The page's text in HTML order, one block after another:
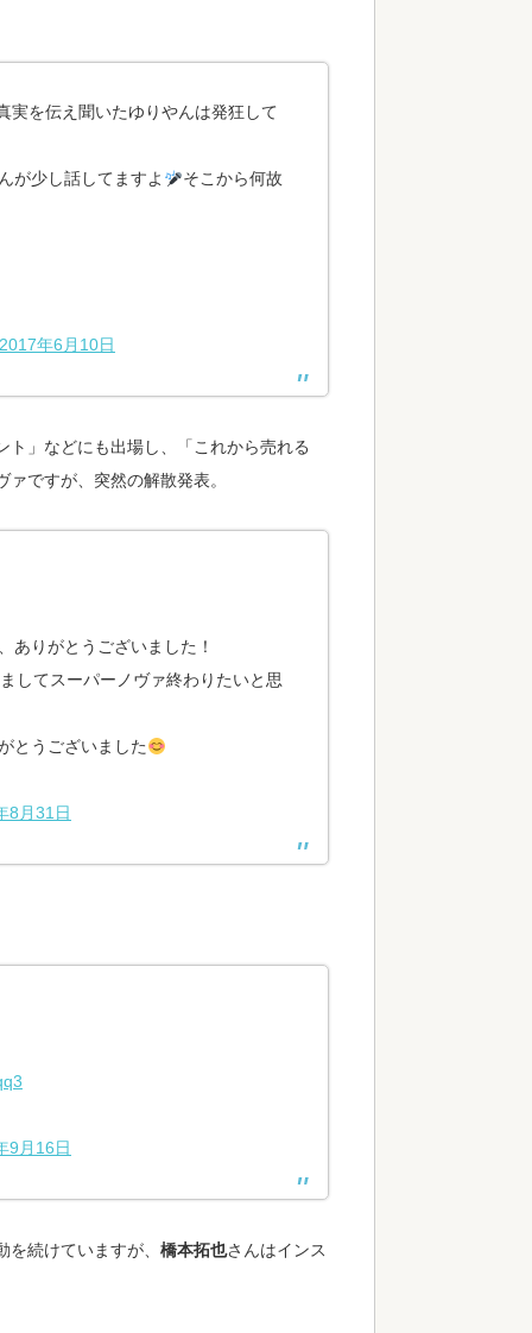
を伝え聞いたゆりやんは発狂して
が少し話してますよ そこから何故
2017年6月10日
」などにも出場し、「これから売れる
ですが、突然の解散発表。
ありがとうございました！
してスーパーノヴァ終わりたいと思
とうございました
8月31日
9月16日
続けていますが、 橋本拓也さんはインス